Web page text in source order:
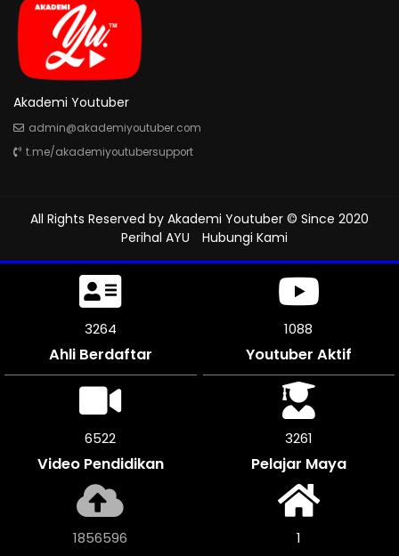
Akademi Youtuber
admin@akademiyoutuber.com
t.me/akademiyoutubersupport
All Rights Reserved by Akademi Youtuber © Since 2020
Perihal AYU
Hubungi Kami
3585
Ahli Berdaftar
1194
Youtuber Aktif
7164
Video Pendidikan
3582
Pelajar Maya
2039352 1